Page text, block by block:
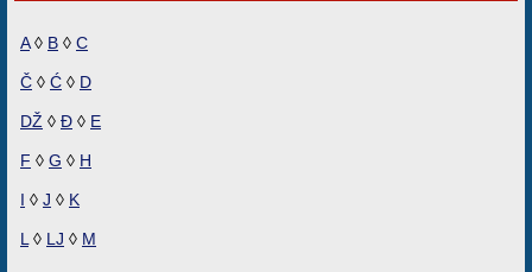
A◊ B ◊ C
Č ◊ Ć ◊ D
DŽ ◊ Đ ◊ E
F ◊ G ◊ H
I ◊ J ◊ K
L ◊ LJ ◊ M